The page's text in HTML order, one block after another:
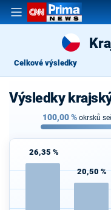
Celkové výsledky
Výsledky
100,00% okrsků
26,35 %
20,50 %